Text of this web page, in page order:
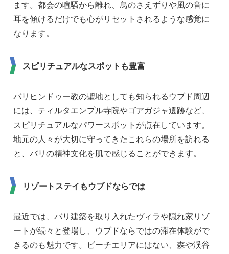
ます。都会の喧騒から離れ、鳥のさえずりや風の音に
耳を傾けるだけでも心がリセットされるような感覚に
なります。
スピリチュアルなスポットも豊富
バリヒンドゥー教の聖地としても知られるウブド周辺
には、ティルタエンプル寺院やゴアガジャ遺跡など、
スピリチュアルなパワースポットが点在しています。
地元の人々が大切に守ってきたこれらの場所を訪れる
と、バリの精神文化を肌で感じることができます。
リゾートステイもウブドならでは
最近では、バリ建築を取り入れたヴィラや隠れ家リゾ
ートが続々と登場し、ウブドならではの滞在体験がで
きるのも魅力です。ビーチエリアにはない、森や渓谷